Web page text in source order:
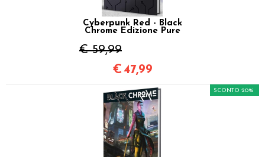
Cyberpunk Red - Black
Chrome Edizione Pure
€ 59,99
€47,99
SCONTO 20%